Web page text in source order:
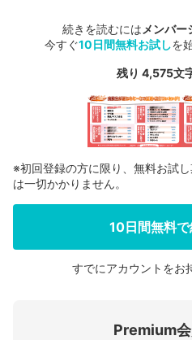
続きを読むには メンバー
今すぐ10日間無料お試しを
残り 4,575文
会員登
ログイ
※初回登録の方に限り、無料お試
は一切かかりません。
10日間無料
すでにアカウントをお
Premium